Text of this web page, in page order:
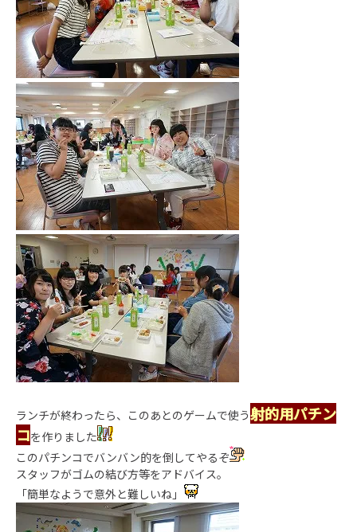
ランチが終わったら、このあとのゲームで使う射的用パチン
コを作りました
このパチンコでバンバン的を倒してやるぞ
スタッフがゴムの結び方等をアドバイス。
「簡単なようで意外と難しいね」